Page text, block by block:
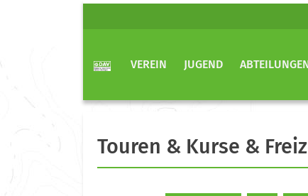
VEREIN JUGEND
Touren & Kurse &